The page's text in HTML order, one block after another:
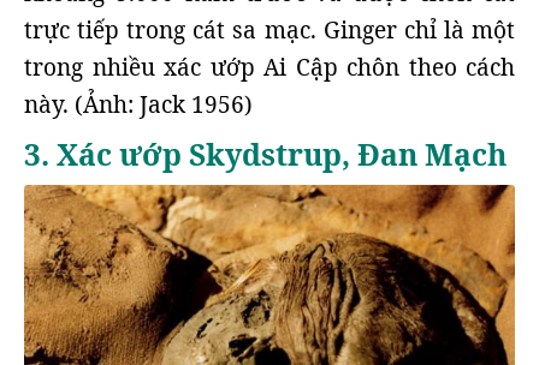
trực tiếp trong cát sa mạc. Ginger chỉ là một
trong nhiều xác ướp Ai Cập chôn theo cách
này. (Ảnh: Jack 1956)
3. Xác ướp Skydstrup, Đan Mạch